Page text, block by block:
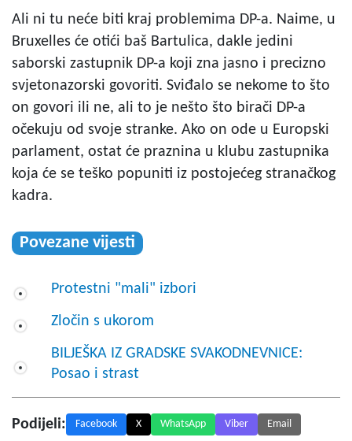
Ali ni tu neće biti kraj problemima DP-a. Naime, u
Bruxelles će otići baš Bartulica, dakle jedini
saborski zastupnik DP-a koji zna jasno i precizno
svjetonazorski govoriti. Sviđalo se nekome to što
on govori ili ne, ali to je nešto što birači DP-a
očekuju od svoje stranke. Ako on ode u Europski
parlament, ostat će praznina u klubu zastupnika
koja će se teško popuniti iz postojećeg stranačkog
kadra.
Povezane vijesti
Protestni "mali" izbori
Zločin s ukorom
BILJEŠKA IZ GRADSKE SVAKODNEVNICE:
Posao i strast
Podijeli: Facebook X WhatsApp Viber Email